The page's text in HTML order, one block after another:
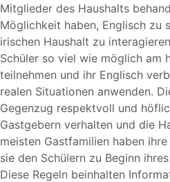
Mitglieder des Haushalts
Möglichkeit haben, Englisch zu
irischen Haushalt zu
Schüler so viel wie möglich am
teilnehmen und ihr Englisch
realen Situationen anwenden.
Gegenzug respektvoll und
Gastgebern verhalten und die
meisten Gastfamilien haben
sie den Schülern zu Beginn
Diese Regeln beinhalten